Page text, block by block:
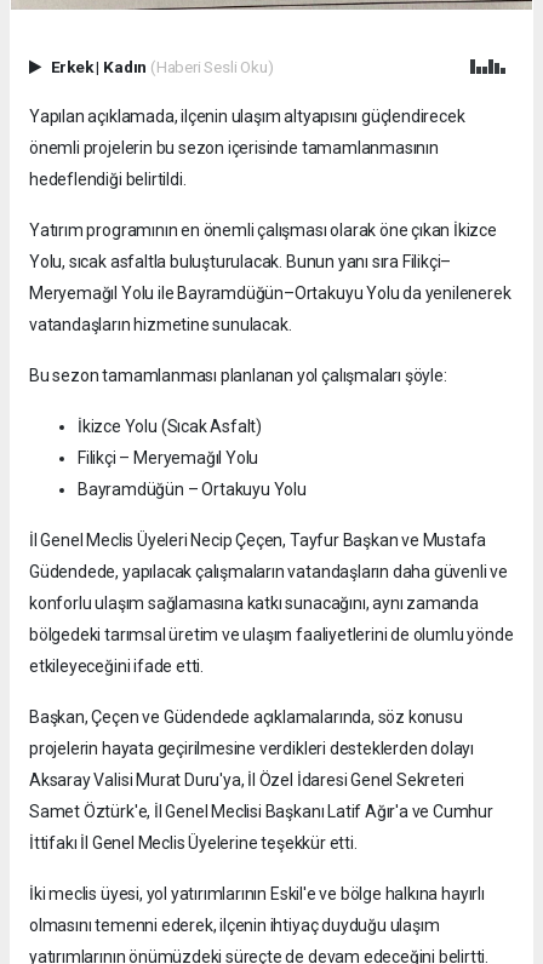
Erkek| Kadın (Haberi Sesli Oku)
Yapılan açıklamada, ilçenin ulaşım altyapısını güçlendirecek
önemli projelerin bu sezon içerisinde tamamlanmasının
hedeflendiği belirtildi.
Yatırım programının en önemli çalışması olarak öne çıkan İkizce
Yolu, sıcak asfaltla buluşturulacak. Bunun yanı sıra Filikçi–
Meryemağıl Yolu ile Bayramdüğün–Ortakuyu Yolu da yenilenerek
vatandaşların hizmetine sunulacak.
Bu sezon tamamlanması planlanan yol çalışmaları şöyle:
İkizce Yolu (Sıcak Asfalt)
Filikçi – Meryemağıl Yolu
Bayramdüğün – Ortakuyu Yolu
İl Genel Meclis Üyeleri Necip Çeçen, Tayfur Başkan ve Mustafa
Güdendede, yapılacak çalışmaların vatandaşların daha güvenli ve
konforlu ulaşım sağlamasına katkı sunacağını, aynı zamanda
bölgedeki tarımsal üretim ve ulaşım faaliyetlerini de olumlu yönde
etkileyeceğini ifade etti.
Başkan, Çeçen ve Güdendede açıklamalarında, söz konusu
projelerin hayata geçirilmesine verdikleri desteklerden dolayı
Aksaray Valisi Murat Duru'ya, İl Özel İdaresi Genel Sekreteri
Samet Öztürk'e, İl Genel Meclisi Başkanı Latif Ağır'a ve Cumhur
İttifakı İl Genel Meclis Üyelerine teşekkür etti.
İki meclis üyesi, yol yatırımlarının Eskil'e ve bölge halkına hayırlı
olmasını temenni ederek, ilçenin ihtiyaç duyduğu ulaşım
yatırımlarının önümüzdeki süreçte de devam edeceğini belirtti.